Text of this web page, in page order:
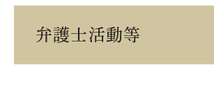
弁護士活動等